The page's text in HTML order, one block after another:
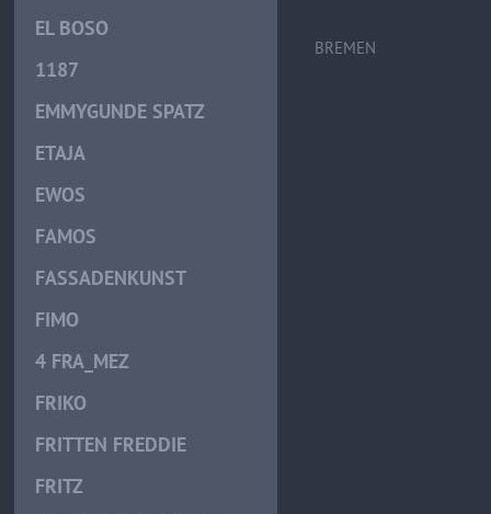
EL BOSO
1187
EMMYGUNDE SPATZ
ETAJA
EWOS
FAMOS
FASSADENKUNST
FIMO
4 FRA_MEZ
FRIKO
FRITTEN FREDDIE
FRITZ
BREMEN